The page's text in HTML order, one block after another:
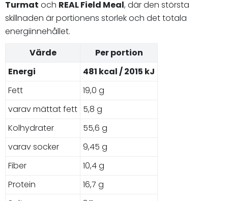
Turmat och REAL Field Meal, där den största
skillnaden är portionens storlek och det totala
energiinnehållet.
Värde
Per portion
Energi
481 kcal / 2015 kJ
Fett
19,0 g
varav mättat fett 5,8 g
Kolhydrater
55,6 g
varav socker
9,45 g
Fiber
10,4 g
Protein
16,7 g